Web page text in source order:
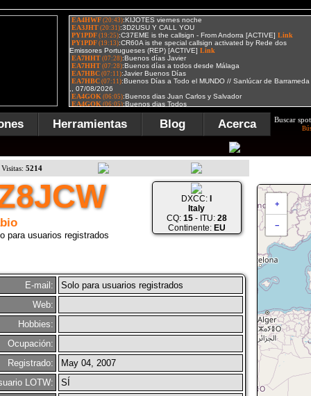
Herramientas Blog Acerca Buscar spot
Visitas: 5214
+
−
para usuarios registrados
DXCC:
Italy
CQ: 15- ITU: 28
Continente: EU
E-mail:
Solo para usuarios registrados
Web:
Hobbies:
Ocupación:
Registrado:
May 04, 2007
LOTW:
SÍ